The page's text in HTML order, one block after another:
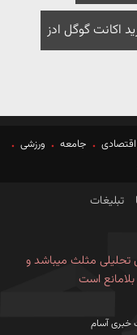
اکانت گوگل ادز
اقتصادی جامعه
ورزشی
تبلیغات
تحلیلی مثلث میباشد و
است
آسام